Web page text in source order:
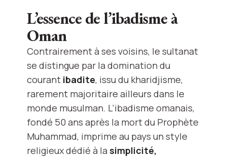
L’essence de l’ibadisme à
Oman
Contrairement à ses voisins, le sultanat
se distingue par la domination du
courant ibadite, issu du kharidjisme,
rarement majoritaire ailleurs dans le
monde musulman. L’ibadisme omanais,
fondé 50 ans après la mort du Prophète
Muhammad, imprime au pays un style
religieux dédié à la simplicité,